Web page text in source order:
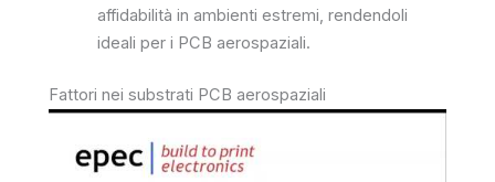
affidabilità in ambienti estremi, rendendoli
ideali per i PCB aerospaziali.
Fattori nei substrati PCB aerospaziali